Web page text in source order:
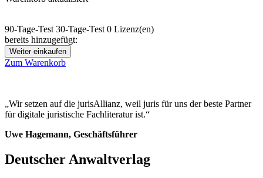
90-Tage-Test 30-Tage-Test 0 Lizenz(en)
bereits hinzugefügt:
Weiter einkaufen
Zum Warenkorb
„Wir setzen auf die jurisAllianz, weil juris für uns der beste Partner
für digitale juristische Fachliteratur ist.“
Uwe Hagemann, Geschäftsführer
Deutscher Anwaltverlag